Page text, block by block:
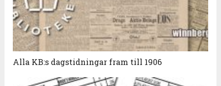
Alla KB:s dagstidningar fram till 1906